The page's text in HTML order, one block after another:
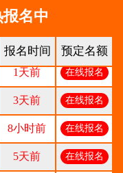
名中
报名时间 预定名额
6小时前 在线报名
1天前 在线报名
3天前 在线报名
8小时前 在线报名
5天前 在线报名